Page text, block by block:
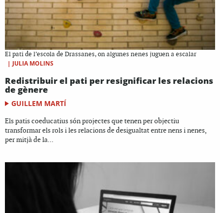
El pati de l’escola de Drassanes, on algunes nenes juguen a escalar
| JULIA MOLINS
Redistribuir el pati per resignificar les relacions
de gènere
GUILLEM MARTÍ
Els patis coeducatius són projectes que tenen per objectiu
transformar els rols i les relacions de desigualtat entre nens i nenes,
per mitjà de la...